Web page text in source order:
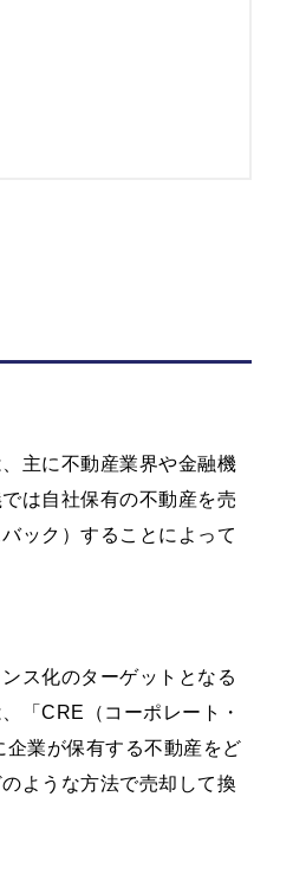
主に不動産業界や金融機
は自社保有の不動産を売
ック）することによって
ス化のターゲットとなる
「CRE（コーポレート・
業が保有する不動産をど
ような方法で売却して換